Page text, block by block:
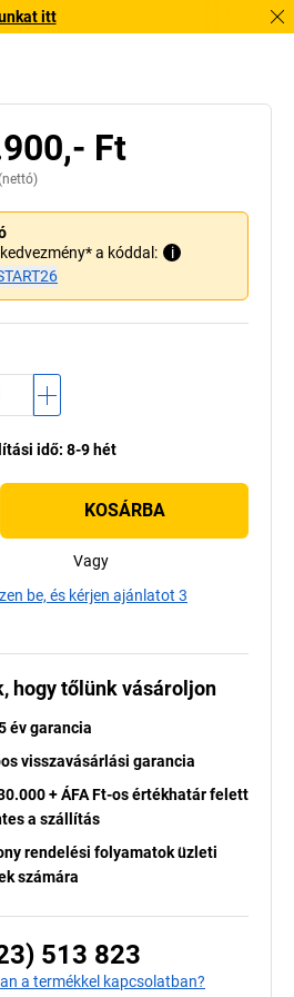
itt
Ft
a kóddal:
i
idő: 8-9 hét
KOSÁRBA
Vagy
be, és kérjen ajánlatot 3
hogy tőlünk vásároljon
év garancia
visszavásárlási garancia
+ ÁFA Ft-os értékhatár felett
a szállítás
rendelési folyamatok üzleti
számára
513 823
a termékkel kapcsolatban?